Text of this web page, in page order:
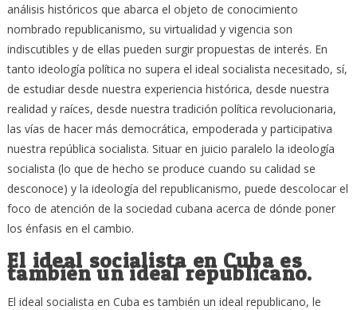
análisis históricos que abarca el objeto de conocimiento
nombrado republicanismo, su virtualidad y vigencia son
indiscutibles y de ellas pueden surgir propuestas de interés. En
tanto ideología política no supera el ideal socialista necesitado, sí,
de estudiar desde nuestra experiencia histórica, desde nuestra
realidad y raíces, desde nuestra tradición política revolucionaria,
las vías de hacer más democrática, empoderada y participativa
nuestra república socialista. Situar en juicio paralelo la ideología
socialista (lo que de hecho se produce cuando su calidad se
desconoce) y la ideología del republicanismo, puede descolocar el
foco de atención de la sociedad cubana acerca de dónde poner
los énfasis en el cambio.
El ideal socialista en Cuba es
también un ideal republicano.
El ideal socialista en Cuba es también un ideal republicano, le